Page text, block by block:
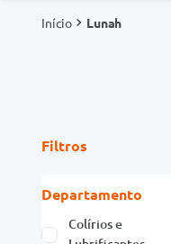
Lunah
Filtros
Departamento
Colírios e